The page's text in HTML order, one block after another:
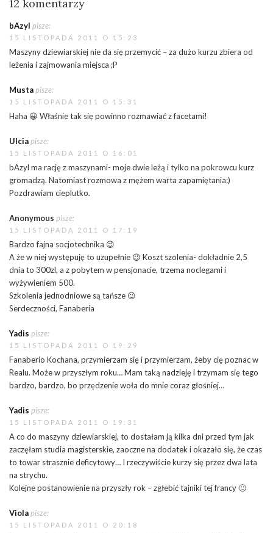
12 komentarzy
bAzyl pisze:
15 LISTOPADA 2011 O 15:23
Maszyny dziewiarskiej nie da się przemycić – za dużo kurzu zbiera od
leżenia i zajmowania miejsca ;P
Mustapisze:
15 LISTOPADA 2011 O 15:31
Haha 😀 Właśnie tak się powinno rozmawiać z facetami!
Ulciapisze:
15 LISTOPADA 2011 O 16:01
bAzyl ma rację z maszynami- moje dwie leżą i tylko na pokrowcu kurz
gromadzą. Natomiast rozmowa z mężem warta zapamiętania:)
Pozdrawiam cieplutko.
Anonymous pisze:
15 LISTOPADA 2011 O 17:19
Bardzo fajna socjotechnika 😉
A że w niej występuję to uzupełnie 😉 Koszt szolenia- dokładnie 2,5
dnia to 300zl, a z pobytem w pensjonacie, trzema noclegami i
wyżywieniem 500.
Szkolenia jednodniowe są tańsze 😉
Serdeczności, Fanaberia
Yadis pisze:
15 LISTOPADA 2011 O 19:29
Fanaberio Kochana, przymierzam się i przymierzam, żeby cię poznac w
Realu. Może w przyszłym roku… Mam taką nadzieję i trzymam się tego
bardzo, bardzo, bo przędzenie woła do mnie coraz głośniej…
Yadis pisze:
15 LISTOPADA 2011 O 19:31
A co do maszyny dziewiarskiej, to dostałam ją kilka dni przed tym jak
zaczęłam studia magisterskie, zaoczne na dodatek i okazało się, że czas
to towar strasznie deficytowy… I rzeczywiście kurzy się przez dwa lata
na strychu.
Kolejne postanowienie na przyszły rok – zgłebić tajniki tej francy 🙂
Violapisze:
15 LISTOPADA 2011 O 20:18